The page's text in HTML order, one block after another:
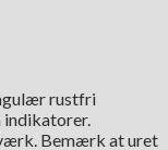
rustfri
Bemærk at uret